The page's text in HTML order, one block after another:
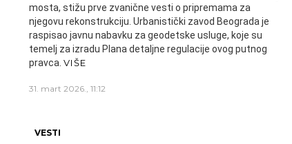
mosta, stižu prve zvanične vesti o pripremama za
njegovu rekonstrukciju. Urbanistički zavod Beograda je
raspisao javnu nabavku za geodetske usluge, koje su
temelj za izradu Plana detaljne regulacije ovog putnog
pravca. VIŠE
31. mart 2026., 11:12
VESTI